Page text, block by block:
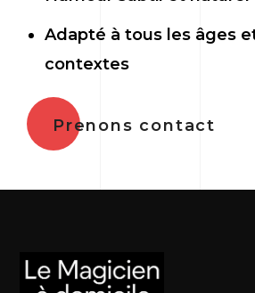
Adapté à tous les âges
contextes
Prenons contact